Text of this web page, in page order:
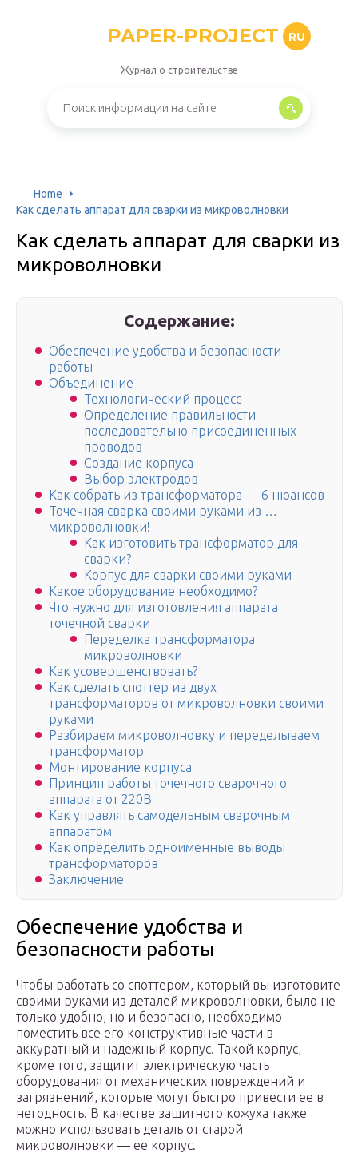
PAPER-PROJECT RU
Журнал о строительстве
Home
Как сделать аппарат для сварки из микроволновки
Как сделать аппарат для сварки из
микроволновки
Содержание:
Обеспечение удобства и безопасности
работы
Объединение
Технологический процесс
Определение правильности
последовательно присоединенных
проводов
Создание корпуса
Выбор электродов
Как собрать из трансформатора — 6 нюансов
Точечная сварка своими руками из …
микроволновки!
Как изготовить трансформатор для
сварки?
Корпус для сварки своими руками
Какое оборудование необходимо?
Что нужно для изготовления аппарата
точечной сварки
Переделка трансформатора
микроволновки
Как усовершенствовать?
Как сделать споттер из двух
трансформаторов от микроволновки своими
руками
Разбираем микроволновку и переделываем
трансформатор
Монтирование корпуса
Принцип работы точечного сварочного
аппарата от 220В
Как управлять самодельным сварочным
аппаратом
Как определить одноименные выводы
трансформаторов
Заключение
Обеспечение удобства и
безопасности работы
Чтобы работать со споттером, который вы изготовите
своими руками из деталей микроволновки, было не
только удобно, но и безопасно, необходимо
поместить все его конструктивные части в
аккуратный и надежный корпус. Такой корпус,
кроме того, защитит электрическую часть
оборудования от механических повреждений и
загрязнений, которые могут быстро привести ее в
негодность. В качестве защитного кожуха также
можно использовать деталь от старой
микроволновки — ее корпус.